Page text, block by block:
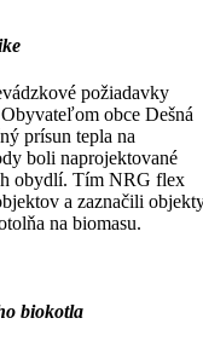
požiadavky
obce Dešná
prísun tepla na
boli naprojektované
obydlí. Tím NRG flex
a zaznačili
na biomasu.
biokotla